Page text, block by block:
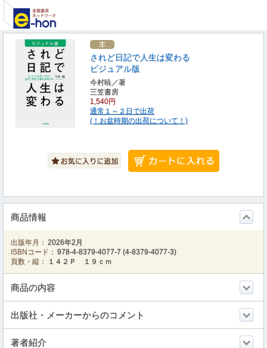
されど日記で人生は変わる
ビジュアル版
今村暁／著
三笠書房
1,540円
通常１～２日で出荷
(！お盆時期の出荷について！)
商品情報
出版年月： 2026年2月
ISBNコード： 978-4-8379-4077-7 (4-8379-4077-3)
頁数・縦：
１４２Ｐ １９ｃｍ
商品の内容
出版社・メーカーからのコメント
著者紹介